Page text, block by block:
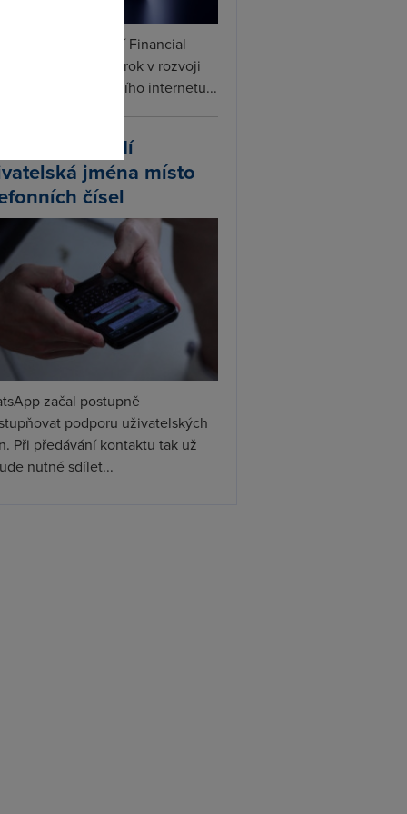
podle informací Financial
připravuje další krok v rozvoji
Vedle satelitního internetu...
zavádí
jména místo
čísel
začal postupně
podporu uživatelských
Při předávání kontaktu tak už
nutné sdílet...